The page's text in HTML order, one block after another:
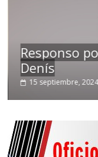
por el
septiembre, 2024